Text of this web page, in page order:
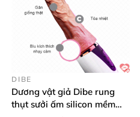
DIBE
Dương vật giả Dibe rung
thụt sưởi ấm silicon mềm